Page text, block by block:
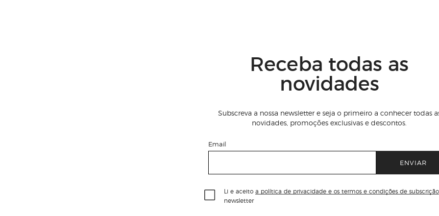
Receba todas as
novidades
Subscreva a nossa newsletter e seja o primeiro a conhecer todas
novidades, promoções exclusivas e descontos.
Email
ENVIAR
Li e aceito a política de privacidade e os termos e condições de subscrição
newsletter